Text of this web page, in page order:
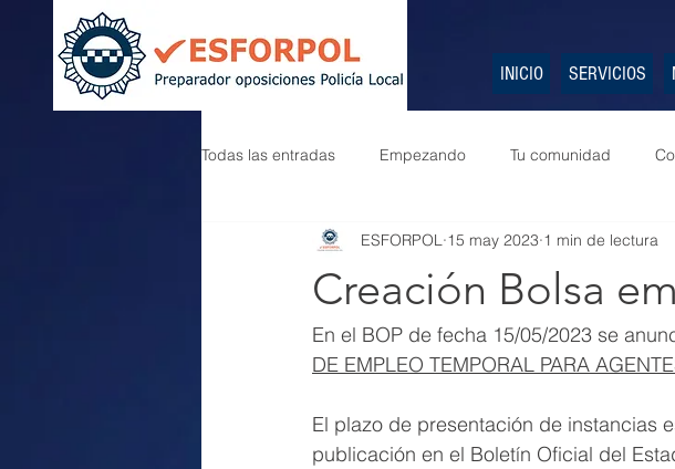
INICIO SERVICIOS
Todas las entradas Empezando Tu comunidad
Creación Bolsa
ESFORPOL 15 may 2023 1 min de lectura
En el BOP de fecha 15/05/2023 se
DE EMPLEO TEMPORAL PARA
El plazo de presentación de instancias
publicación en el Boletín Oficial del